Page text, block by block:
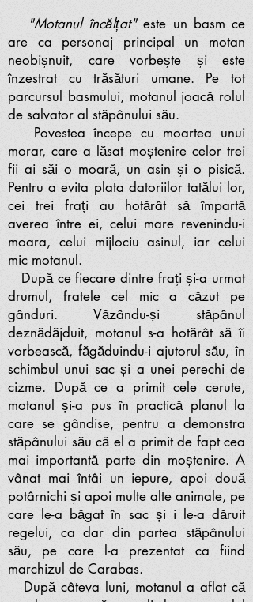
"Motanul încălțat"este un basm ce
are ca personaj principal un motan
neobișnuit, care vorbește și este
înzestrat cu trăsături umane. Pe tot
parcursul basmului, motanul joacă rolul
de salvator al stăpânului său.
Povestea începe cu moartea unui
morar, care a lăsat moștenire celor trei
fii ai săi o moară, un asin și o pisică.
Pentru a evita plata datoriilor tatălui lor,
cei trei frați au hotărât să împartă
averea între ei, celui mare revenindu-i
moara, celui mijlociu asinul, iar celui
mic motanul.
După ce fiecare dintre frați și-a urmat
drumul, fratele cel mic a căzut pe
gânduri. Văzându-și stăpânul
deznădăjduit, motanul s-a hotărât să îi
vorbească, făgăduindu-i ajutorul său, în
schimbul unui sac și a unei perechi de
cizme. După ce a primit cele cerute,
motanul și-a pus în practică planul la
care se gândise, pentru a demonstra
stăpânului său că el a primit de fapt cea
mai importantă parte din moștenire. A
vânat mai întâi un iepure, apoi două
potârnichi și apoi multe alte animale, pe
care le-a băgat în sac și i le-a dăruit
regelui, ca dar din partea stăpânului
său, pe care l-a prezentat ca fiind
marchizul de Carabas.
După câteva luni, motanul a aflat că